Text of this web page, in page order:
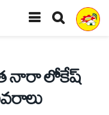
నారా లోకేష్